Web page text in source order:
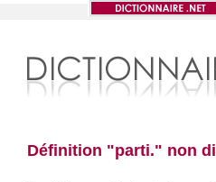
Définition "parti." non